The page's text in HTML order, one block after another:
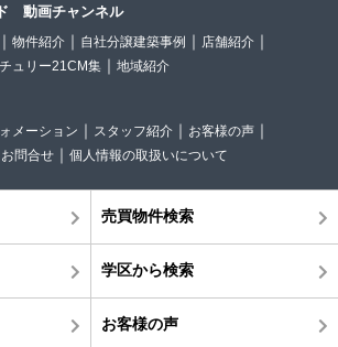
動画チャンネル
物件紹介 自社分譲建築事例
店舗紹介
ュリー21CM集 地域紹介
メーション スタッフ紹介
お客様の声
お問合せ 個人情報の取扱いについて
売買物件検索
学区から検索
お客様の声